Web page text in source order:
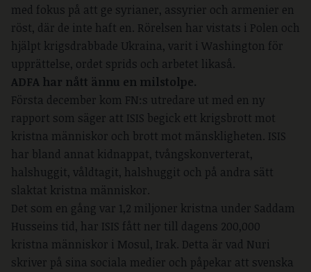
med fokus på att ge syrianer, assyrier och armenier en
röst, där de inte haft en. Rörelsen har vistats i Polen och
hjälpt krigsdrabbade Ukraina, varit i Washington för
upprättelse, ordet sprids och arbetet likaså.
ADFA har nått ännu en milstolpe.
Första december kom FN:s utredare ut med en ny
rapport som säger att ISIS begick ett krigsbrott mot
kristna människor och brott mot mänskligheten. ISIS
har bland annat kidnappat, tvångskonverterat,
halshuggit, våldtagit, halshuggit och på andra sätt
slaktat kristna människor.
Det som en gång var 1,2 miljoner kristna under Saddam
Husseins tid, har ISIS fått ner till dagens 200,000
kristna människor i Mosul, Irak. Detta är vad Nuri
skriver på sina sociala medier och påpekar att svenska